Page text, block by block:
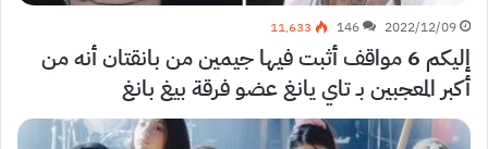
2022/12/09
146 11٬633
إليكم 6 مواقف أثبت فيها جيمين من بانقتان أنه من
أكبر المعجبين بـ تاي يانغ عضو فرقة بيغ بانغ